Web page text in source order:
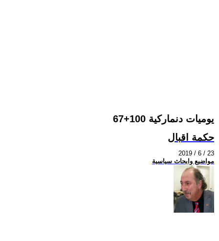
يوميات دنماركية 100+67
حكمة اقبال
2019 / 6 / 23
مواضيع وابحاث سياسية